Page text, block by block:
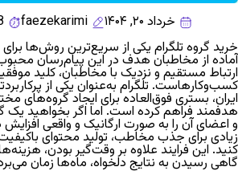
خرداد ۲۰, ۱۴۰۴ faezekarimi
8
خرید گروه تلگرام یکی از سریع‌ترین روش‌ها
آماده از مخاطبان هدف در این پیام‌رسان
ارتباط مستقیم و نزدیک با مخاطبان، کلید
کسب‌وکارهاست. تلگرام به‌عنوان یکی از
ایران، بستری فوق‌العاده برای ایجاد گروه‌های
هدفمند فراهم کرده است. اما اگر بخواهید
و اعضای آن را به صورت ارگانیک و واقعی
زیادی برای جذب مخاطب، تولید محتوای
کنید. این فرایند علاوه بر وقت‌گیر بودن،
گاهی رسیدن به نتایج دلخواه، ماه‌ها زمان